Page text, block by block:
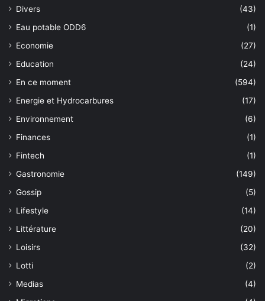
Divers
(43)
Eau potable ODD6
(1)
Economie
(27)
Education
(24)
En ce moment
(594)
Energie et Hydrocarbures
(17)
Environnement
(6)
Finances
(1)
Fintech
(1)
Gastronomie
(149)
Gossip
(5)
Lifestyle
(14)
Littérature
(20)
Loisirs
(32)
Lotti
(2)
Medias
(4)